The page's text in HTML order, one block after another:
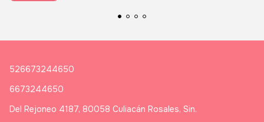
526673244650
6673244650
Del Rejoneo 4187, 80058 Culiacán Rosales, Sin.